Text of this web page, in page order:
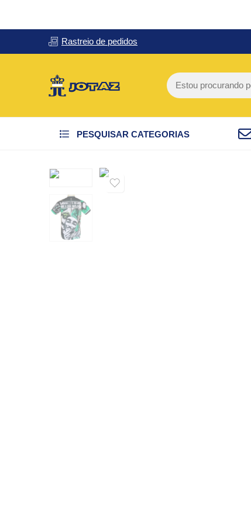
Rastreio de pedidos
PESQUISAR CATEGORIAS